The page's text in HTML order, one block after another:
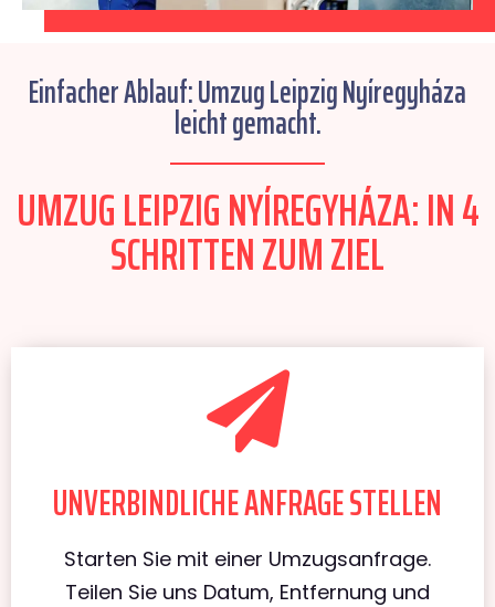
Einfacher Ablauf: Umzug Leipzig Nyíregyháza
leicht gemacht.
UMZUG LEIPZIG NYÍREGYHÁZA: IN 4
SCHRITTEN ZUM ZIEL
UNVERBINDLICHE ANFRAGE STELLEN
Starten Sie mit einer Umzugsanfrage.
Teilen Sie uns Datum, Entfernung und